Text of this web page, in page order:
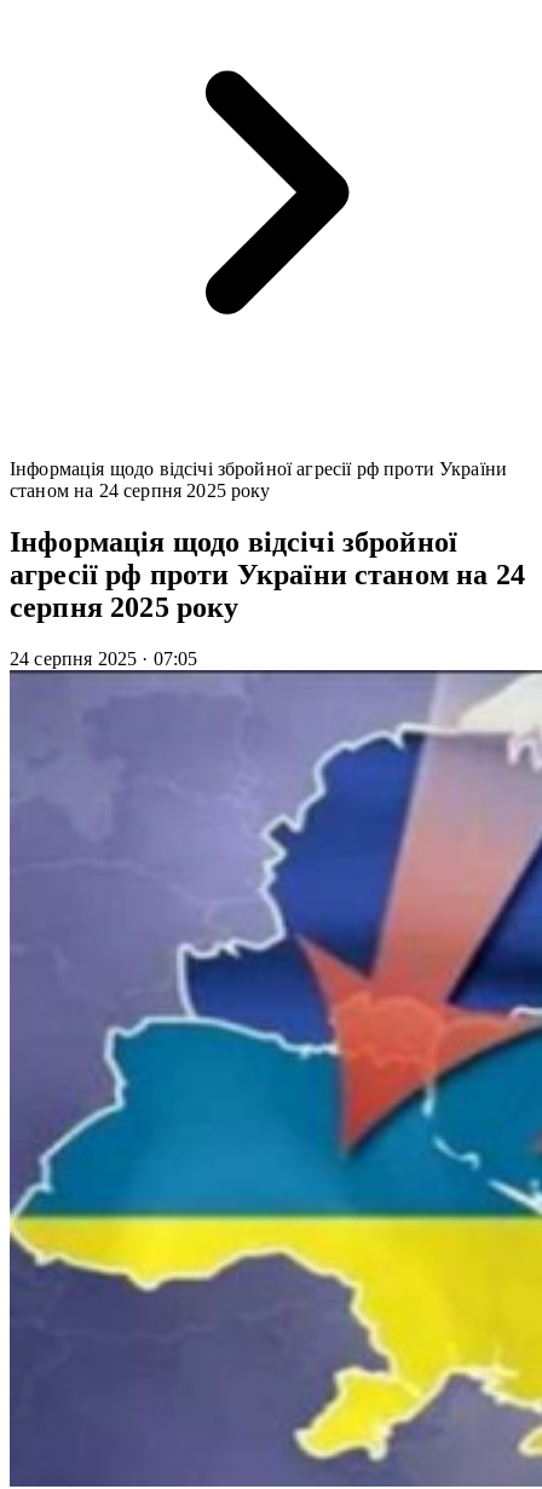
Інформація щодо відсічі збройної агресії рф проти України
станом на 24 серпня 2025 року
Інформація щодо відсічі збройної
агресії рф проти України станом на 24
серпня 2025 року
24 серпня 2025 · 07:05